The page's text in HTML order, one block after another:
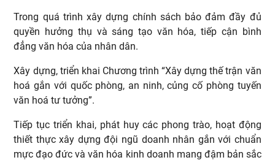
Trong quá trình xây dựng chính sách bảo đảm đầy đủ
quyền hưởng thụ và sáng tạo văn hóa, tiếp cận bình
đẳng văn hóa của nhân dân.
Xây dựng, triển khai Chương trình “Xây dựng thế trận văn
hoá gắn với quốc phòng, an ninh, củng cố phòng tuyến
văn hoá tư tưởng”.
Tiếp tục triển khai, phát huy các phong trào, hoạt động
thiết thực xây dựng đội ngũ doanh nhân gắn với chuẩn
mực đạo đức và văn hóa kinh doanh mang đậm bản sắc